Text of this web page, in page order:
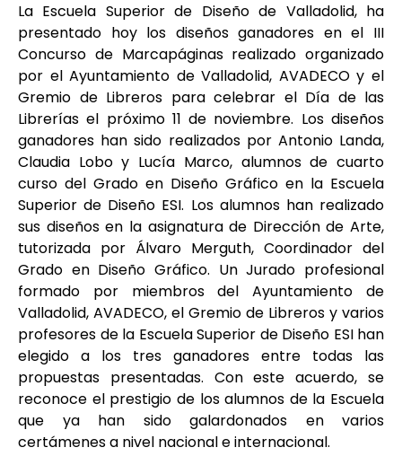
La Escuela Superior de Diseño de Valladolid, ha
presentado hoy los diseños ganadores en el III
Concurso de Marcapáginas realizado organizado
por el Ayuntamiento de Valladolid, AVADECO y el
Gremio de Libreros para celebrar el Día de las
Librerías el próximo 11 de noviembre. Los diseños
ganadores han sido realizados por Antonio Landa,
Claudia Lobo y Lucía Marco, alumnos de cuarto
curso del Grado en Diseño Gráfico en la Escuela
Superior de Diseño ESI. Los alumnos han realizado
sus diseños en la asignatura de Dirección de Arte,
tutorizada por Álvaro Merguth, Coordinador del
Grado en Diseño Gráfico. Un Jurado profesional
formado por miembros del Ayuntamiento de
Valladolid, AVADECO, el Gremio de Libreros y varios
profesores de la Escuela Superior de Diseño ESI han
elegido a los tres ganadores entre todas las
propuestas presentadas. Con este acuerdo, se
reconoce el prestigio de los alumnos de la Escuela
que ya han sido galardonados en varios
certámenes a nivel nacional e internacional.